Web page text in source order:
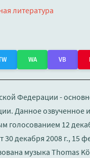
литература
WA VB
Федерации -
Данное озвученное
голосованием 12
декабря 2008 г., 15
музыка Thomas